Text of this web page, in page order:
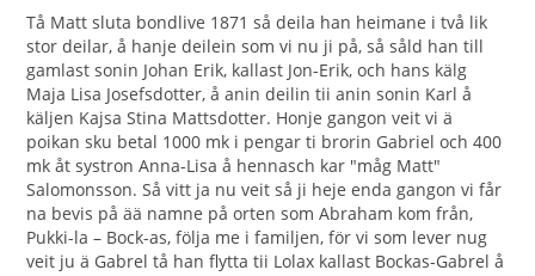
Tå Matt sluta bondlive 1871 så deila han heimane i två lik
stor deilar, å hanje deilein som vi nu ji på, så såld han till
gamlast sonin Johan Erik, kallast Jon-Erik, och hans kälg
Maja Lisa Josefsdotter, å anin deilin tii anin sonin Karl å
käljen Kajsa Stina Mattsdotter. Honje gangon veit vi ä
poikan sku betal 1000 mk i pengar ti brorin Gabriel och 400
mk åt systron Anna-Lisa å hennasch kar "måg Matt"
Salomonsson. Så vitt ja nu veit så ji heje enda gangon vi får
na bevis på ää namne på orten som Abraham kom från,
Pukki-la – Bock-as, följa me i familjen, för vi som lever nug
veit ju ä Gabrel tå han flytta tii Lolax kallast Bockas-Gabrel å